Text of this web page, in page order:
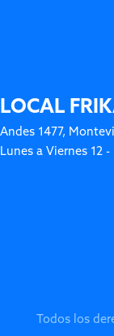
LOCAL
Andes 1477,
Lunes a Viernes 12 -
Todos los